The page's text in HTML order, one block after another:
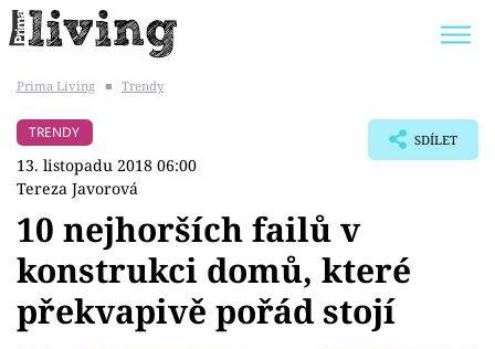
BYDLENÍ SLAVNÝCH
Témata
Bydlení
Prima Living ■ Trendy
TRENDY
13. listopadu 2018 06:00
Tereza Javorová
SDÍLET
10 nejhorších failů v
konstrukci domů, které
překvapivě pořád stojí